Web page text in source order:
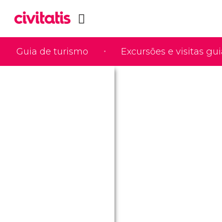
Guia de turismo Excursões e visitas